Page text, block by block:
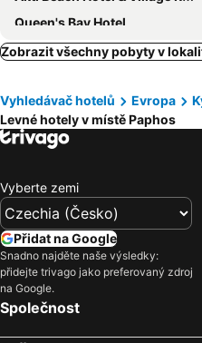
Queen's Bay Hotel
Cynthiana Beach Hotel
Marica's Boutique Hotel
Avanti Hotel
Helios Bay
Paphiessa Hotel
Louis Paphos Breeze
Theo Sunset Bay Hotel
Ivi Mare - Designed for Adults by Louis Hotels
Leonardo Plaza Cypria Maris Beach Hotel & Spa
Anemi Hotel & Suites
Azia Resort & Spa
Zobrazit všechny pobyty v
Vyhledávač hotelů Evropa
Levné hotely v místě Paphos
Vyberte zemi
Přidat na Google
Snadno najděte naše výsledky:
přidejte trivago jako preferovaný zdroj
na Google.
Společnost